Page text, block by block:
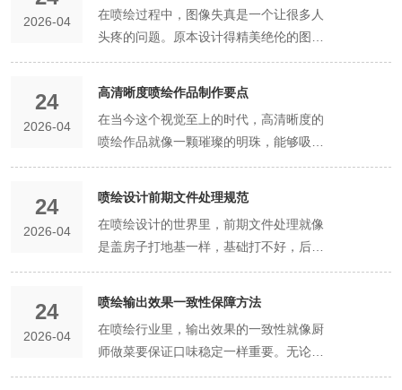
光颗粒自然流动形成的，每一块板材的花
纹纹理都独一无二，没有完全重复的纹
详细说说热压成型的各类独有花纹效果和
特点。第一种是流动水纹花纹，也是最经
典、使用率最高的热压花纹效果。板材加
热热压后，内部珠光颗粒随流体自然扩
散、流动，形成层层叠叠、错落自然的水
律，疏密错落有致，不会僵硬刻板，适配
各类轻奢、极简、自然风的设计场景。第
二种是云雾肌理花纹，属于氛围感极强的
遍在85%-92%之间，无限接近纯白透明亚
克力和普通玻璃的透光效果。从视觉效果
能够清晰看到后方的物体轮廓和细节，色
彩会随着光线流动，质感轻盈灵动。这款
板材的核心特点是“有色且通透”，色彩饱
差。因为透光度高、视觉轻盈，它的适用
场景以灯光装饰、通透隔断、展示道具为
主。比如发光灯箱、招牌字、橱窗装饰、
空间通透隔断、文创摆件等场景，需要保
留透光效果、打造轻盈氛围感的场景，优
因。详细来说它的透光特性，压花有机玻
璃保留了亚克力基材优秀的透光能力，基
础透光率普遍能达到80%以上，足以满足
室内日常采光需求，不会像实色板材、厚
重木质板材那样遮挡光线，导致空间昏暗
压抑。和普通透明玻璃、透明亚克力不
射，而是通过纹理层层散射，让光线变得
柔和均匀。这种透光特性带来了两大核心
优势，第一是柔化光线、优化采光效果。
机玻璃能打散强光，让室内光线变得温润
柔和，白天自然光入户不刺眼，夜晚灯光
照射无眩光，整体空间光线质感更加舒
适。第二是隐私防护效果出色，因为纹理
材的硬度、透光性、耐候性和稳定性。优
质的珠光亚克力都会选用高纯度全新料树
材的使用寿命和使用质感。而珠光亚克力
区别于普通亚克力的核心原料，就是专用
珠光粉体，这是打造珠光质感的关键材
质。市面上优质的珠光亚克力大多采用云
母基珠光粉，搭配环保珠光色母调和而
成，区别于劣质的金属粉末、荧光粉末，
环保无毒、无异味，不会对人体和环境造
中，不会出现结块、沉淀、颗粒粗大的情
况。光线照射板材时，珠光颗粒会发生漫
反射，呈现出细腻柔和的珠光光泽，没有
义，彩色透明亚克力板材的核心原料是
PMMA聚甲基丙烯酸甲酯，也就是我们常
的基础上融入环保色母材质，整体通透干
净、色彩均匀，既保留了透明材质的透光
质感，又拥有丰富的色彩表现力，是一款
绿、蓝、紫、粉、青等常规色彩一应俱
全，同时还可根据设计需求定制浅色系、
莫兰迪色系以及渐变色彩，适配各种风格
的设计场景。再来说说大家最关心的基础
物理特性，这也是它能替代传统玻璃、普
通塑料的核心原因。第一是透光性能出
色，优质的彩色透明亚克力板材透光率可
境，促进喷绘行业的可持续发展，我们需
要遵守相关的环境保护要求。在墨水和溶
剂的选择上，要优先选择环保型产品。传
统的喷绘墨水和溶剂中可能含有有害物
质，如挥发性有机化合物（VOCs）、重
金属等，这些物质会对空气、土壤和水源
环境的污染。在选择墨水和溶剂时，要查
看产品的环保认证标志，确保其符合相关
的环保标准。喷绘作业场所要做好通风换
这些有害气体就会在室内积聚，对操作人
员的身体健康造成危害。因此，要在作业
场所安装通风设备，如排风扇、通风管道
等，保持室内空气流通。同时，要定期对
2026-04
在喷绘过程中，图像失真是一个让很多人
头疼的问题。原本设计得精美绝伦的图
像，打印出来后却变得模糊不清、色彩偏
效果。那么，当遇到喷绘图像失真问题
时，我们该如何解决呢？先分析失真的原
因。图像失真可能由多种因素引起，比如
设备问题、材料问题、文件处理问题等。
设备方面，喷绘机的喷头堵塞、墨水供应
不畅、打印平台不平整等都可能导致图像
失真。材料方面，如果选择的喷绘材料与
面，图像分辨率过低、色彩模式不正确、
文件格式不合适等都可能造成图像失真。
针对设备问题，我们可以采取以下措施。
24
2026-04
高清晰度喷绘作品制作要点
在当今这个视觉至上的时代，高清晰度的
喷绘作品就像一颗璀璨的明珠，能够吸引
人们的目光，给人留下深刻的印象。那
味的菜肴，新鲜的食材是关键。在选择原
始图像时，要尽量选择分辨率高、画质清
晰的图片。如果原始图像的分辨率较低，
即使通过后期处理也很难达到高清晰度的
效果。可以从专业的图片库中购买高质量
的图片，也可以自己使用专业的相机进行
24
2026-04
喷绘设计前期文件处理规范
在喷绘设计的世界里，前期文件处理就像
是盖房子打地基一样，基础打不好，后面
的工作就会问题百出。一个规范的文件处
择。常见的图像格式有很多种，比如
JPEG、PNG、TIFF 等。不同的格式有不
同的特点和适用场景。对于喷绘设计来
24
2026-04
喷绘输出效果一致性保障方法
在喷绘行业里，输出效果的一致性就像厨
师做菜要保证口味稳定一样重要。无论是
给大型商场做广告墙，还是为活动现场布